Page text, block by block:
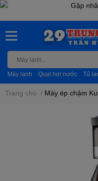
Máy lạnh Quạt hơi nước Tủ
Trang chủ / Máy ép chậm